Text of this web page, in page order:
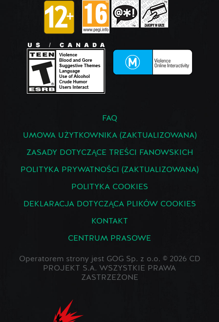
FAQ
UMOWA UŻYTKOWNIKA (ZAKTUALIZOWANA)
ZASADY DOTYCZĄCE TREŚCI FANOWSKICH
POLITYKA PRYWATNOŚCI (ZAKTUALIZOWANA)
POLITYKA COOKIES
DEKLARACJA DOTYCZĄCA PLIKÓW COOKIES
KONTAKT
CENTRUM PRASOWE
Operatorem strony jest GOG Sp. z o.o. © 2026 CD
PROJEKT S.A. WSZYSTKIE PRAWA
ZASTRZEŻONE